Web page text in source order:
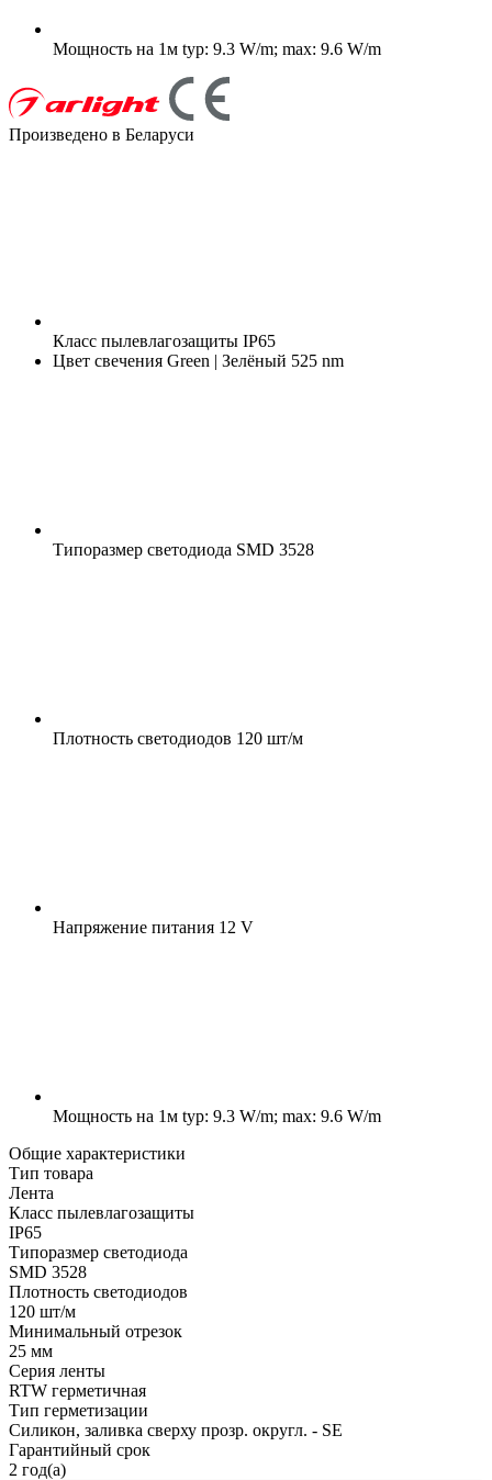
Мощность на 1м typ: 9.3 W/m; max: 9.6 W/m
Произведено в Беларуси
Класс пылевлагозащиты IP65
Цвет свечения Green | Зелёный 525 nm
Типоразмер светодиода SMD 3528
Плотность светодиодов 120 шт/м
Напряжение питания 12 V
Мощность на 1м typ: 9.3 W/m; max: 9.6 W/m
Общие характеристики
Тип товара
Лента
Класс пылевлагозащиты
IP65
Типоразмер светодиода
SMD 3528
Плотность светодиодов
120 шт/м
Минимальный отрезок
25 мм
Серия ленты
RTW герметичная
Тип герметизации
Силикон, заливка сверху прозр. округл. - SE
Гарантийный срок
2 год(а)